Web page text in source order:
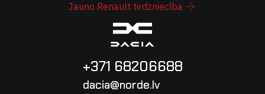
Jauno Renault tirdzniecība
+371 68206688
dacia@norde.lv